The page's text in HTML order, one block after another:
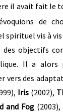
il avait fait le
de
vis à vis
objectifs
Il a alors
vers des
Iris (2002),
and Fog (2003),